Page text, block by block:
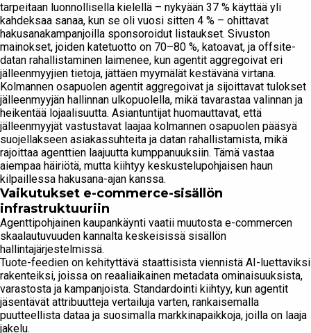
tarpeitaan luonnollisella kielellä – nykyään 37 % käyttää yli
kahdeksaa sanaa, kun se oli vuosi sitten 4 % – ohittavat
hakusanakampanjoilla sponsoroidut listaukset. Sivuston
mainokset, joiden katetuotto on 70–80 %, katoavat, ja offsite-
datan rahallistaminen laimenee, kun agentit aggregoivat eri
jälleenmyyjien tietoja, jättäen myymälät kestävänä virtana.
Kolmannen osapuolen agentit aggregoivat ja sijoittavat tulokset
jälleenmyyjän hallinnan ulkopuolella, mikä tavarastaa valinnan ja
heikentää lojaalisuutta. Asiantuntijat huomauttavat, että
jälleenmyyjät vastustavat laajaa kolmannen osapuolen pääsyä
suojellakseen asiakassuhteita ja datan rahallistamista, mikä
rajoittaa agenttien laajuutta kumppanuuksiin. Tämä vastaa
aiempaa häiriötä, mutta kiihtyy keskustelupohjaisen haun
kilpaillessa hakusana-ajan kanssa.
Vaikutukset e-commerce-sisällön
infrastruktuuriin
Agenttipohjainen kaupankäynti vaatii muutosta e-commercen
skaalautuvuuden kannalta keskeisissä sisällön
hallintajärjestelmissä.
Tuote-feedien on kehityttävä staattisista viennistä AI-luettaviksi
rakenteiksi, joissa on reaaliaikainen metadata ominaisuuksista,
varastosta ja kampanjoista. Standardointi kiihtyy, kun agentit
jäsentävät attribuutteja vertailuja varten, rankaisemalla
puutteellista dataa ja suosimalla markkinapaikkoja, joilla on laaja
jakelu.